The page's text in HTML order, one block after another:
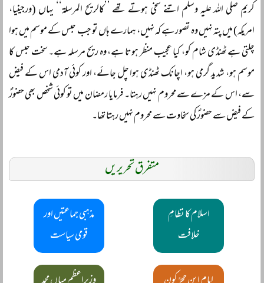
کریم صلی اللہ علیہ وسلم اتنے سخی ہوتے تھے ’’کالریح المرسلۃ‘‘ یہاں (ورجینیا،
امریکہ) میں پتہ نہیں وہ تصور ہے کہ نہیں، ہمارے ہاں تو جب حبس کے موسم میں ہوا
چلتی ہے ٹھنڈی شام کو، کیا عجیب منظر ہوتا ہے، وہ ریح مرسلہ ہے۔ سخت حبس کا
موسم ہو، شدید گرمی ہو، اچانک ٹھنڈی ہوا چل جائے، اور کوئی آدمی اس کے فیض
سے، اس کے مزے سے محروم نہیں رہتا۔ فرمایا رمضان میں تو کوئی شخص بھی حضورؐ
کے فیض سے حضورؐ کی سخاوت سے محروم نہیں رہتا تھا۔
متفرق تحریریں
اسلام کا نظامِ
خلافت
مذہبی جماعتیں اور
قومی سیاست